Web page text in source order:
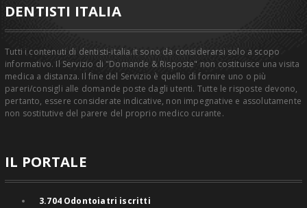
DENTISTI ITALIA
Tutti i contenuti di dentisti-italia.it sono da considerarsi solo a scopo
informativo. Il Servizio di "Domande & Risposte" non costituisce una visita
medica a distanza. Il fine del Servizio è quello di fornire uno o più
pareri/consigli alle domande poste dagli utenti. Tutte le risposte devono,
pertanto, essere considerate indicative, non impegnative e assolutamente
non sostitutive del parere del proprio medico curante.
IL PORTALE
3.704Odontoiatri iscritti